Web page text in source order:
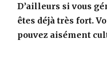
D’ailleurs si vous
êtes déjà très fort.
pouvez aisément